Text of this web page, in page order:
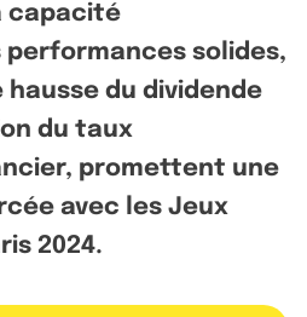
capacité
performances solides,
du dividende
du taux
promettent une
avec les Jeux
2024.